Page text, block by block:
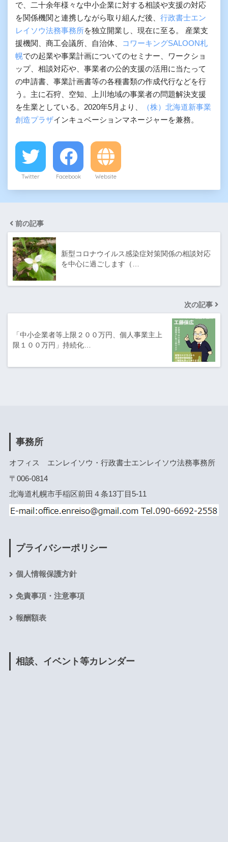
で、二十余年様々な中小企業に対する相談や支援の対応
を関係機関と連携しながら取り組んだ後、 行政書士エン
レイソウ法務事務所を独立開業し、現在に至る。 産業支
援機関、商工会議所、自治体、
コワーキングSALOON札
幌での起業や事業計画についてのセミナー、ワークショ
ップ、相談対応や、事業者の公的支援の活用に当たって
の申請書、事業計画書等の各種書類の作成代行などを行
う。主に石狩、空知、上川地域の事業者の問題解決支援
を生業としている。2020年5月より、
（株）北海道新事業
創造プラザインキュベーションマネージャーを兼務。
Twitter Facebook Website
前の記事
新型コロナウイルス感染症対策関係の相談対応
を中心に過ごします（…
次の記事
「中小企業者等上限２００万円、個人事業主上
限１００万円」持続化…
事務所
オフィス エンレイソウ・行政書士エンレイソウ法務事務所
〒006-0814
北海道札幌市手稲区前田４条13丁目5-11
プライバシーポリシー
個人情報保護方針
免責事項・注意事項
報酬額表
相談、イベント等カレンダー